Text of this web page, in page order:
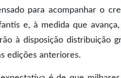
para acompanhar o
e, à medida que
à disposição distribuição
edições anteriores.